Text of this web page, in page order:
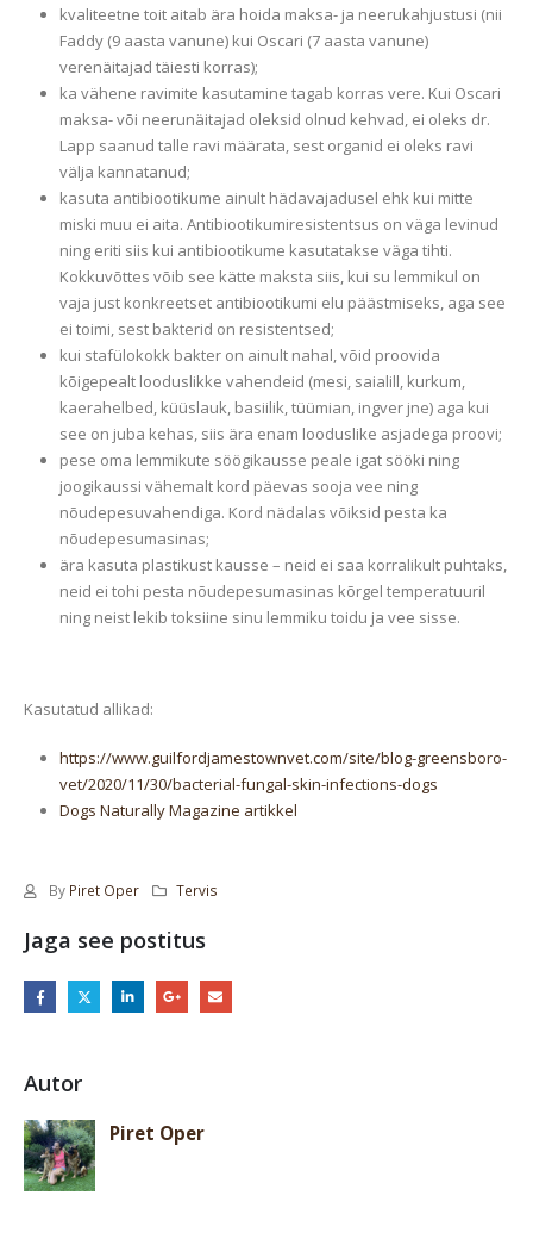
kvaliteetne toit aitab ära hoida maksa- ja neerukahjustusi (nii
Faddy (9 aasta vanune) kui Oscari (7 aasta vanune)
verenäitajad täiesti korras);
ka vähene ravimite kasutamine tagab korras vere. Kui Oscari
maksa- või neerunäitajad oleksid olnud kehvad, ei oleks dr.
Lapp saanud talle ravi määrata, sest organid ei oleks ravi
välja kannatanud;
kasuta antibiootikume ainult hädavajadusel ehk kui mitte
miski muu ei aita. Antibiootikumiresistentsus on väga levinud
ning eriti siis kui antibiootikume kasutatakse väga tihti.
Kokkuvõttes võib see kätte maksta siis, kui su lemmikul on
vaja just konkreetset antibiootikumi elu päästmiseks, aga see
ei toimi, sest bakterid on resistentsed;
kui stafülokokk bakter on ainult nahal, võid proovida
kõigepealt looduslikke vahendeid (mesi, saialill, kurkum,
kaerahelbed, küüslauk, basiilik, tüümian, ingver jne) aga kui
see on juba kehas, siis ära enam looduslike asjadega proovi;
pese oma lemmikute söögikausse peale igat sööki ning
joogikaussi vähemalt kord päevas sooja vee ning
nõudepesuvahendiga. Kord nädalas võiksid pesta ka
nõudepesumasinas;
ära kasuta plastikust kausse – neid ei saa korralikult puhtaks,
neid ei tohi pesta nõudepesumasinas kõrgel temperatuuril
ning neist lekib toksiine sinu lemmiku toidu ja vee sisse.
Kasutatud allikad:
https://www.guilfordjamestownvet.com/site/blog-greensboro-
vet/2020/11/30/bacterial-fungal-skin-infections-dogs
Dogs Naturally Magazine artikkel
By Piret Oper Tervis
Jaga see postitus
Autor
Piret Oper